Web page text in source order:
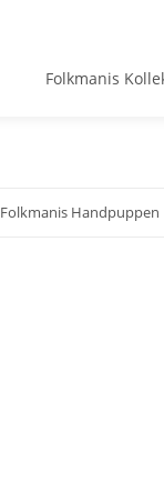
Folkmanis
Folkmanis Handpuppen